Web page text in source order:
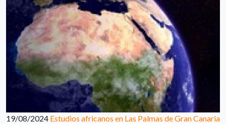
19/08/2024 Estudios africanos en Las Palmas de Gran Canaria